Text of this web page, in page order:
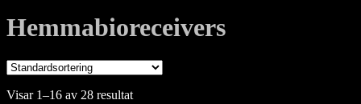
Hemmabioreceivers
Visar 1–16 av 28 resultat